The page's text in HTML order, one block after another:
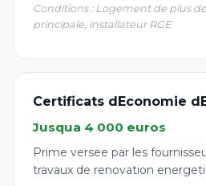
Conditions : Logement de plus
principale, installateur RGE
Certificats dEconomie
Jusqua 4 000 euros
Prime versee par les
travaux de renovation